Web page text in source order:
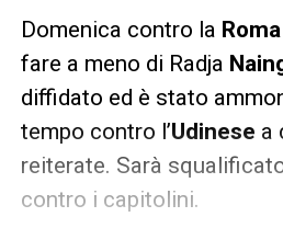
Domenica contro la Roma
fare a meno di Radja
diffidato ed è stato
tempo contro l’Udinese a
reiterate. Sarà
contro i capitolini.